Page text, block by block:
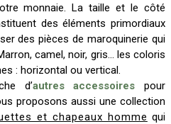
monnaie. La taille et le côté
des éléments primordiaux
des pièces de maroquinerie qui
camel, noir, gris… les coloris
: horizontal ou vertical.
d’autres accessoires pour
proposons aussi une collection
et chapeaux homme qui